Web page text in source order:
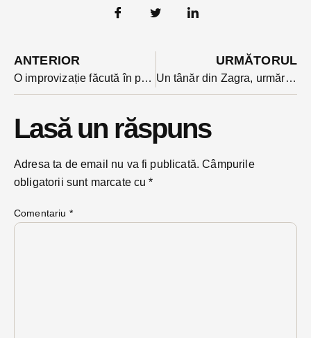
ANTERIOR
O improvizație făcută în pod la instalația electrică era să lase fără casă o familie din Negrilești
URMĂTORUL
Un tânăr din Zagra, urmărit internațional pentru omor în Almeria (Spania) prins în comuna natală de polițiști
Lasă un răspuns
Adresa ta de email nu va fi publicată. Câmpurile
obligatorii sunt marcate cu*
Comentariu *